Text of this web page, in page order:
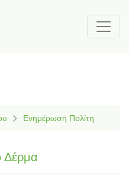
Ενημέρωση Πολίτη
Δέρμα